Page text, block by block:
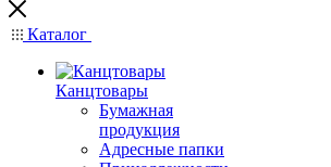
Каталог
Канцтовары
Бумажная
продукция
Адресные папки